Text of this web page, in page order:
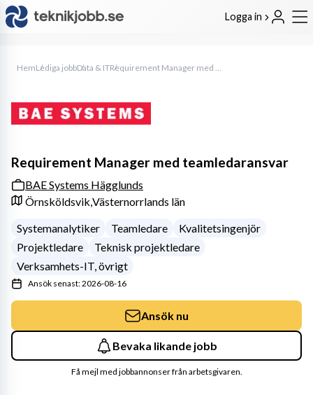
Logga in
HemLediga jobbData & IT Requirement Manager med teamledaransvar
Requirement Manager med teamledaransvar
BAE Systems Hägglunds
Örnsköldsvik,Västernorrlands län
Systemanalytiker
Teamledare
Kvalitetsingenjör
Projektledare
Teknisk projektledare
Verksamhets-IT, övrigt
Ansök senast: 2026-08-16
Ansök nu
Bevaka likande jobb
Få mejl med jobbannonser från arbetsgivaren.